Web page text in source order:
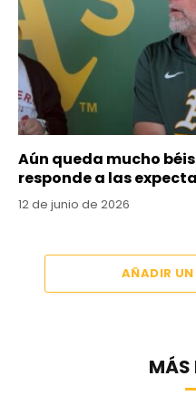
Aún queda mucho
responde a las
12 de junio de 2026
AÑADIR
MÁS